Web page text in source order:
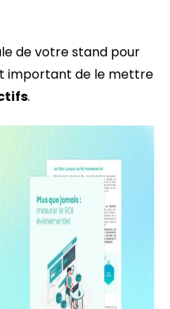
de votre stand pour
important de le mettre
.